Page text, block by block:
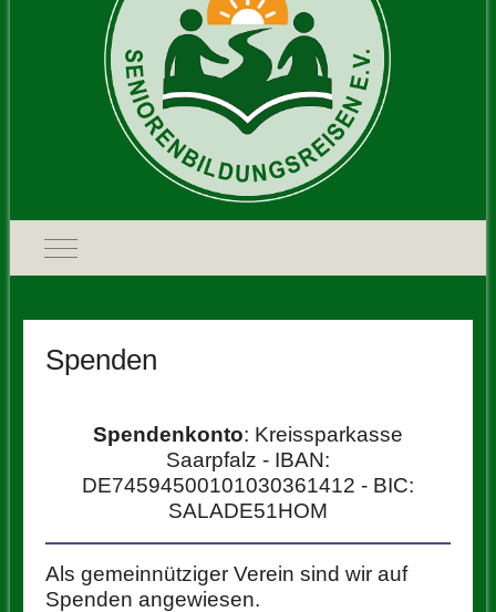
Mobile Menu Toggle
Spenden
Spendenkonto: Kreissparkasse
Saarpfalz - IBAN:
DE74594500101030361412 - BIC:
SALADE51HOM
Als gemeinnütziger Verein sind wir auf
Spenden angewiesen.